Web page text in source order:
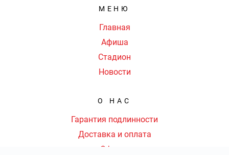
МЕНЮ
Главная
Афиша
Стадион
Новости
О НАС
Гарантия подлинности
Доставка и оплата
Оферта